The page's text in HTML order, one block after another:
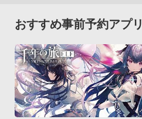
おすすめ事前予約アプリ